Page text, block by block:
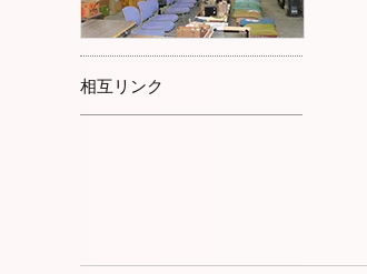
相互リンク